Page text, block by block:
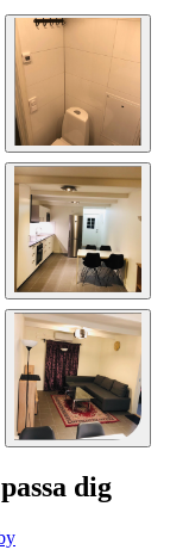
dig